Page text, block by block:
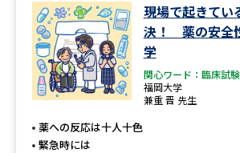
高等学校（情報）教員資格認定
大学研究
現場で起きてい
決！ 薬の安全
学
関心ワード：臨床試験
福岡大学
兼重 晋 先生
薬への反応は十人十色
緊急時には